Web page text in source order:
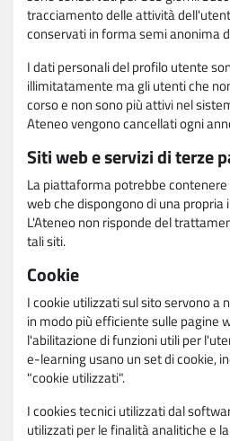
tracciamento delle attività
conservati in forma semi anonima
I dati personali del profilo utente
illimitatamente ma gli utenti che
corso e non sono più attivi nel
Ateneo vengono cancellati ogni
Siti web e servizi di terze
La piattaforma potrebbe
web che dispongono di una
L'Ateneo non risponde del
tali siti.
Cookie
I cookie utilizzati sul sito servono a
in modo più efficiente sulle pagine
l'abilitazione di funzioni utili per
e-learning usano un set di cookie,
"cookie utilizzati".
I cookies tecnici utilizzati dal
utilizzati per le finalità analitiche e